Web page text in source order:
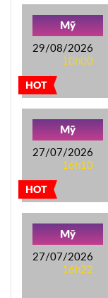
HOT
Mỹ
29/08/2026
10h00
HOT
Mỹ
27/07/2026
16h10
Mỹ
27/07/2026
16h22